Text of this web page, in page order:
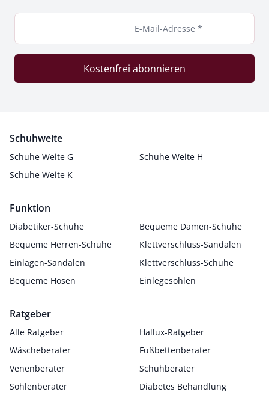
E-Mail-Adresse *
Kostenfrei abonnieren
Schuhweite
Schuhe Weite G
Schuhe Weite H
Schuhe Weite K
Funktion
Diabetiker-Schuhe
Bequeme Damen-Schuhe
Bequeme Herren-Schuhe
Klettverschluss-Sandalen
Einlagen-Sandalen
Klettverschluss-Schuhe
Bequeme Hosen
Einlegesohlen
Ratgeber
Alle Ratgeber
Hallux-Ratgeber
Wäscheberater
Fußbettenberater
Venenberater
Schuhberater
Sohlenberater
Diabetes Behandlung